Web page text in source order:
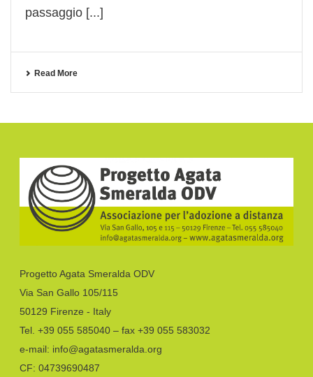
passaggio [...]
Read More
Progetto Agata Smeralda ODV
Via San Gallo 105/115
50129 Firenze - Italy
Tel. +39 055 585040 – fax +39 055 583032
e-mail: info@agatasmeralda.org
CF: 04739690487